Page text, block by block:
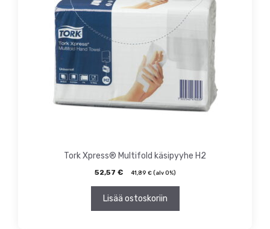
Tork Xpress® Multifold käsipyyhe H2
52,57 € 41,89 €(alv 0%)
Lisää ostoskoriin